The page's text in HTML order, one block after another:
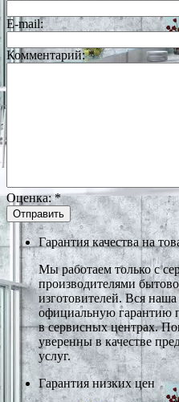
E-mail:
Комментарий:*
Оценка:*
Гарантия качества на
Мы работаем только с
производителями
изготовителей. Вся
официальную гарантию
в сервисных центрах.
уверенны в качестве
услуг.
Гарантия низких цен